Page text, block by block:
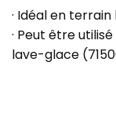
· Idéal en terrain
· Peut être
lave-glace